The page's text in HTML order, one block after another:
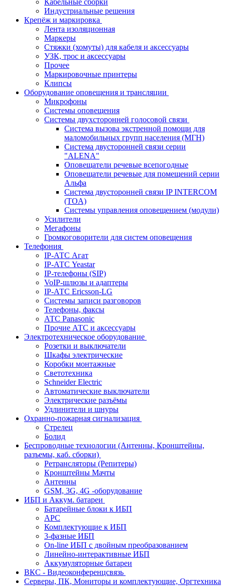
Кабельные сборки
Индустриальные решения
Крепёж и маркировка
Лента изоляционная
Маркеры
Стяжки (хомуты) для кабеля и аксессуары
УЗК, трос и аксессуары
Прочее
Маркировочные принтеры
Клипсы
Оборудование оповещения и трансляции
Микрофоны
Системы оповещения
Системы двухсторонней голосовой связи
Система вызова экстренной помощи для
маломобильных групп населения (МГН)
Система двусторонней связи серии
"ALENA"
Оповещатели речевые всепогодные
Оповещатели речевые для помещений серии
Альфа
Система двусторонней связи IP INTERCOM
(TOA)
Системы управления оповещением (модули)
Усилители
Мегафоны
Громкоговорители для систем оповещения
Телефония
IP-АТС Агат
IP-АТС Yeastar
IP-телефоны (SIP)
VoIP-шлюзы и адаптеры
IP-АТС Ericsson-LG
Системы записи разговоров
Телефоны, факсы
АТС Panasonic
Прочие АТС и аксессуары
Электротехническое оборудование
Розетки и выключатели
Шкафы электрические
Коробки монтажные
Светотехника
Schneider Electric
Автоматические выключатели
Электрические разъёмы
Удлинители и шнуры
Охранно-пожарная сигнализация
Стрелец
Болид
Беспроводные технологии (Антенны, Кронштейны,
разъемы, каб. сборки)
Ретрансляторы (Репитеры)
Кронштейны Мачты
Антенны
GSM, 3G, 4G -оборудование
ИБП и Аккум. батареи
Батарейные блоки к ИБП
APC
Комплектующие к ИБП
3-фазные ИБП
On-line ИБП с двойным преобразованием
Линейно-интерактивные ИБП
Аккумуляторные батареи
ВКС - Видеоконференцсвязь
Серверы, ПК, Мониторы и комплектующие, Оргтехника